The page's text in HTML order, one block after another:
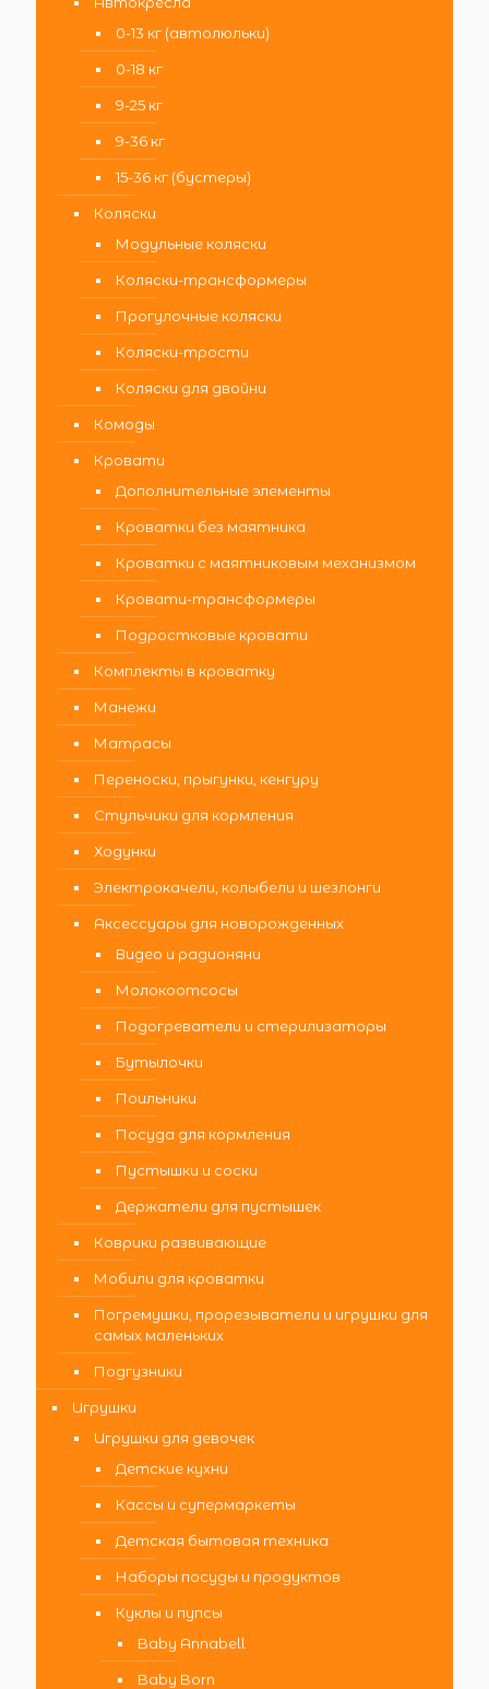
0-13 кг (автолюльки)
0-18 кг
9-25 кг
9-36 кг
15-36 кг (бустеры)
Коляски
Модульные коляски
Коляски-трансформеры
Прогулочные коляски
Коляски-трости
Коляски для двойни
Комоды
Кровати
Дополнительные элементы
Кроватки без маятника
Кроватки с маятниковым механизмом
Кровати-трансформеры
Подростковые кровати
Комплекты в кроватку
Манежи
Матрасы
Переноски, прыгунки, кенгуру
Стульчики для кормления
Ходунки
Электрокачели, колыбели и шезлонги
Аксессуары для новорожденных
Видео и радионяни
Молокоотсосы
Подогреватели и стерилизаторы
Бутылочки
Поильники
Посуда для кормления
Пустышки и соски
Держатели для пустышек
Коврики развивающие
Мобили для кроватки
Погремушки, прорезыватели и игрушки для
самых маленьких
Подгузники
Игрушки
Игрушки для девочек
Детские кухни
Кассы и супермаркеты
Детская бытовая техника
Наборы посуды и продуктов
Куклы и пупсы
Baby Annabell
Baby Born